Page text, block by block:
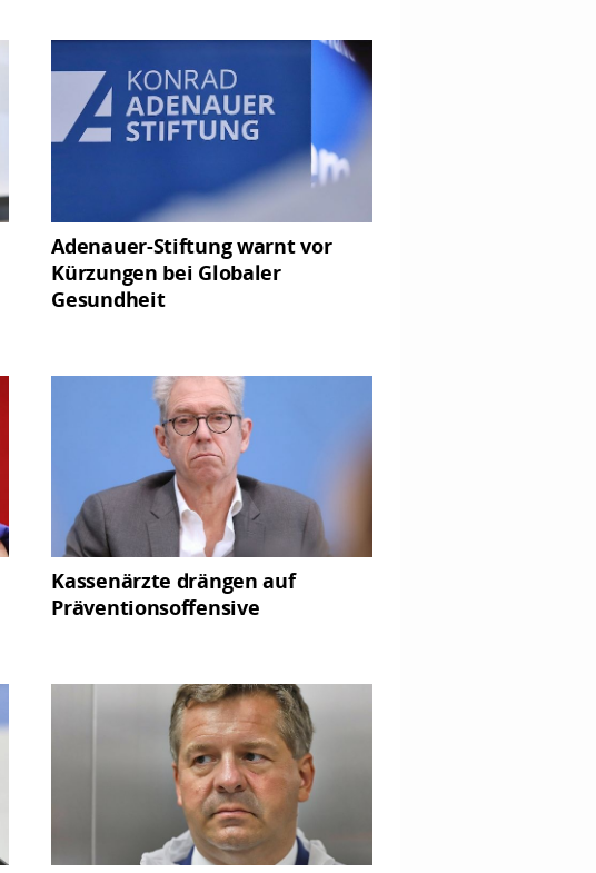
Adenauer-Stiftung warnt vor
Kürzungen bei Globaler
Gesundheit
Kassenärzte drängen auf
Präventionsoffensive